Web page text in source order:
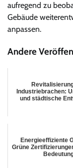
aufregend zu
Gebäude
anpassen.
Andere
Industriebrachen:
und städtische
Energieeffiziente
Grüne